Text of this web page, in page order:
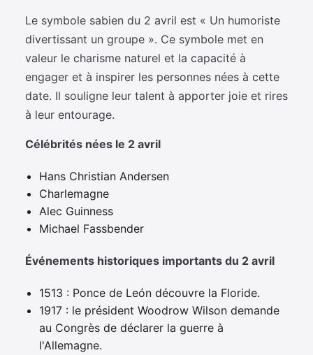
Le symbole sabien du 2 avril est « Un humoriste
divertissant un groupe ». Ce symbole met en
valeur le charisme naturel et la capacité à
engager et à inspirer les personnes nées à cette
date. Il souligne leur talent à apporter joie et rires
à leur entourage.
Célébrités nées le 2 avril
Hans Christian Andersen
Charlemagne
Alec Guinness
Michael Fassbender
Événements historiques importants du 2 avril
1513 : Ponce de León découvre la Floride.
1917 : le président Woodrow Wilson demande
au Congrès de déclarer la guerre à
l'Allemagne.